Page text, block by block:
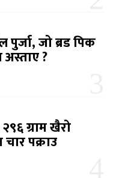
पुर्जा, जो ब्रड पिक
अस्ताए ?
ग्राम खैरो
पक्राउ